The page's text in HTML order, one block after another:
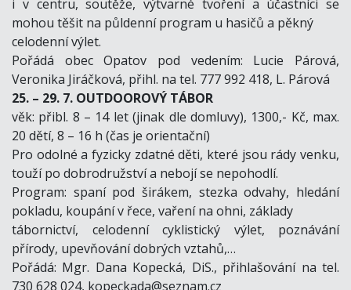
i v centru, soutěže, výtvarné tvoření a účastníci se
mohou těšit na půldenní program u hasičů a pěkný
celodenní výlet.
Pořádá obec Opatov pod vedením: Lucie Párová,
Veronika Jiráčková, přihl. na tel. 777 992 418, L. Párová
25. – 29. 7. OUTDOOROVÝ TÁBOR
věk: přibl. 8 – 14 let (jinak dle domluvy), 1300,- Kč, max.
20 dětí, 8 – 16 h (čas je orientační)
Pro odolné a fyzicky zdatné děti, které jsou rády venku,
touží po dobrodružství a nebojí se nepohodlí.
Program: spaní pod širákem, stezka odvahy, hledání
pokladu, koupání v řece, vaření na ohni, základy
tábornictví, celodenní cyklistický výlet, poznávání
přírody, upevňování dobrých vztahů,…
Pořádá: Mgr. Dana Kopecká, DiS., přihlašování na tel.
730 628 024, kopeckada@seznam.cz